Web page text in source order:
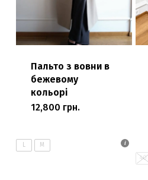
Пальто з вовни в
бежевому
кольорі
12,800 грн.
L M
40